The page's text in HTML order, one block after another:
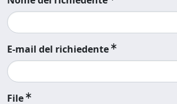
E-mail del richiedente
File